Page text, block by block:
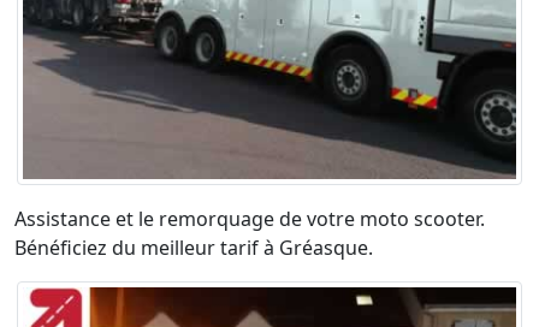
Assistance et le remorquage de votre moto scooter.
Bénéficiez du meilleur tarif à Gréasque.